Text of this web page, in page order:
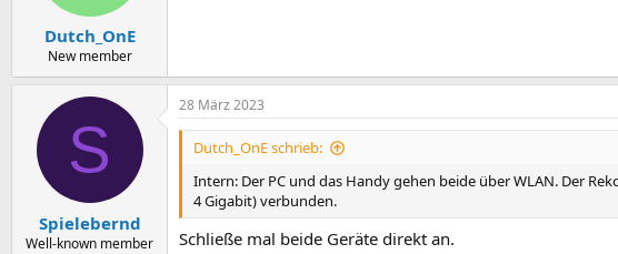
Dutch_OnE
New member
S
Spielebernd
Well-known member
28 März 2023
Dutch_OnE schrieb:
Intern: Der PC und das Handy gehen beide über WLAN. Der
4 Gigabit) verbunden.
Schließe mal beide Geräte direkt an.